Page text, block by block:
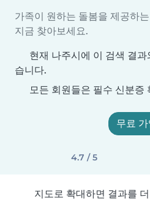
가족이 원하는 돌봄을 제공하
지금 찾아보세요.
현재 나주시에 이 검색 결
습니다.
모든 회원들은 필수 신분증
무료 가
4.7 / 5
지도로 확대하면 결과를